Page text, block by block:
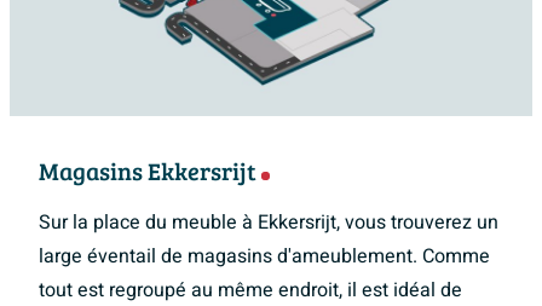
Magasins Ekkersrijt
Sur la place du meuble à Ekkersrijt, vous trouverez un
large éventail de magasins d'ameublement. Comme
tout est regroupé au même endroit, il est idéal de